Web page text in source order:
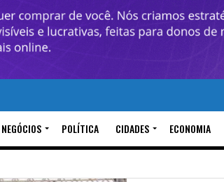
NEGÓCIOS POLÍTICA CIDADES ECONOMIA